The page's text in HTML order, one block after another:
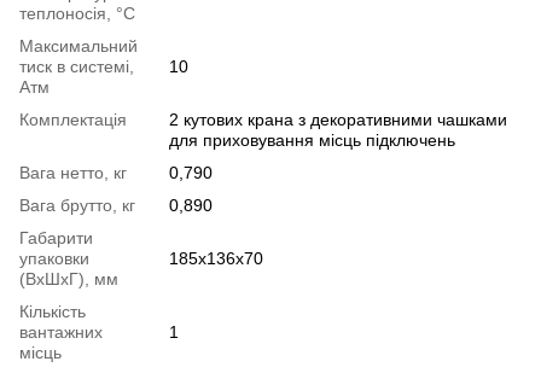
теплоносія, °C
Максимальний
тиск в системі,
Атм
10
Комплектація
2 кутових крана з декоративними чашками
для приховування місць підключень
Вага нетто, кг
0,790
Вага брутто, кг
0,890
Габарити
упаковки
(ВхШхГ), мм
185х136х70
Кількість
вантажних
місць
1